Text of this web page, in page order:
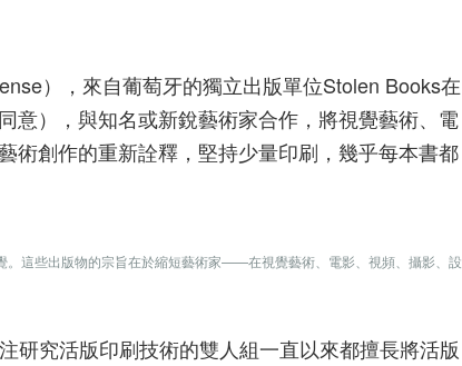
），來自葡萄牙的獨立出版單位Stolen Books在
意），與知名或新銳藝術家合作，將視覺藝術、電
術創作的重新詮釋，堅持少量印刷，幾乎每本書都
這些出版物的宗旨在於縮短藝術家——在視覺藝術、電影、視頻、攝影、設
研究活版印刷技術的雙人組一直以來都擅長將活版